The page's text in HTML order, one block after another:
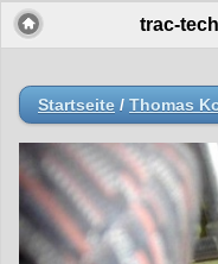
trac-
Startseite / Thomas